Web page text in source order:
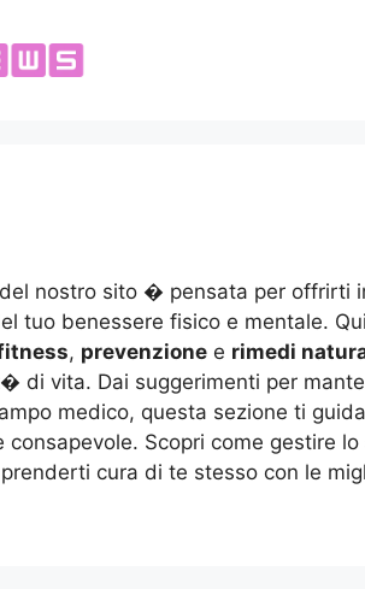
del nostro sito � pensata per offrirti
tuo benessere fisico e mentale.
, prevenzione e rimedi
di vita. Dai suggerimenti per
medico, questa sezione ti
Scopri come gestire lo
cura di te stesso con le